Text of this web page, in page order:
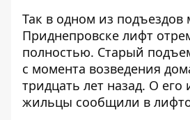
Так в одном из подъездов
Приднепровске лифт
полностью. Старый
с момента возведения
тридцать лет назад. О
жильцы сообщили в